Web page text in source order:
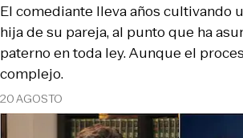
20 AGOSTO
El comediante lleva años cultivando
hija de su pareja, al punto que ha
paterno en toda ley. Aunque el
complejo.